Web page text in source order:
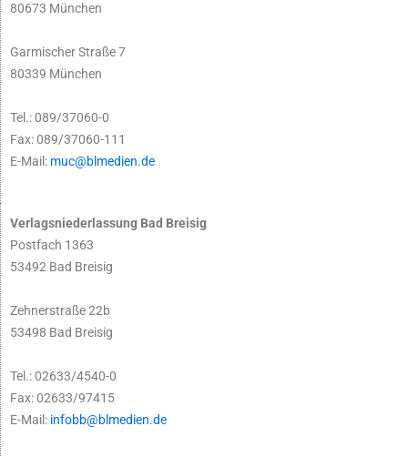
80673 München
Garmischer Straße 7
80339 München
Tel.: 089/37060-0
Fax: 089/37060-111
E-Mail: muc@blmedien.de
Verlagsniederlassung Bad Breisig
Postfach 1363
53492 Bad Breisig
Zehnerstraße 22b
53498 Bad Breisig
Tel.: 02633/4540-0
Fax: 02633/97415
E-Mail: infobb@blmedien.de